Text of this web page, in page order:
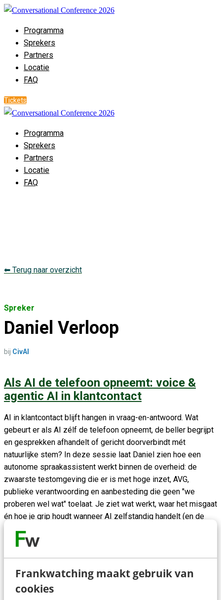
Frankwatching maakt gebruik van
cookies
Programma
Sprekers
Partners
Locatie
FAQ
Tickets
Programma
Sprekers
Partners
Locatie
FAQ
⬅ Terug naar overzicht
Spreker
Daniel Verloop
bij CivAI
Als AI de telefoon opneemt: voice &
agentic AI in klantcontact
AI in klantcontact blijft hangen in vraag-en-antwoord. Wat
gebeurt er als AI zélf de telefoon opneemt, de beller begrijpt
en gesprekken afhandelt of gericht doorverbindt mét
natuurlijke stem? In deze sessie laat Daniel zien hoe een
autonome spraakassistent werkt binnen de overheid: de
zwaarste testomgeving die er is met hoge inzet, AVG,
publieke verantwoording en aanbesteding die geen "we
proberen wel wat" toelaat. Je ziet wat werkt, waar het misgaat
én hoe je grip houdt wanneer AI zelfstandig handelt (en de
organisatie naar jou kijkt als het fout loopt). Inclusief een live
demo. Lukt het in dat publieke domein, dan lukt het in jouw